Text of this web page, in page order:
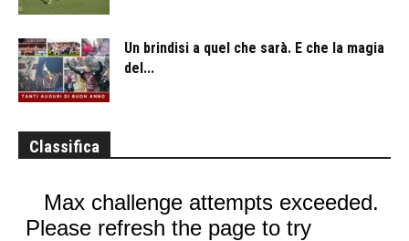
Un brindisi a quel che sarà. E che la magia
del...
Classifica